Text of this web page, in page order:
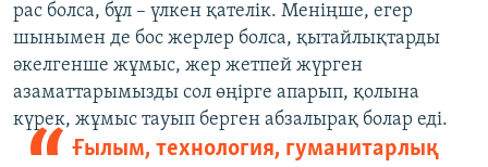
рас болса, бұл – үлкен қателік. Меніңше, егер
шынымен де бос жерлер болса, қытайлықтарды
әкелгенше жұмыс, жер жетпей жүрген
азаматтарымызды сол өңірге апарып, қолына
күрек, жұмыс тауып берген абзалырақ болар еді.
Ғылым, технология, гуманитарлық